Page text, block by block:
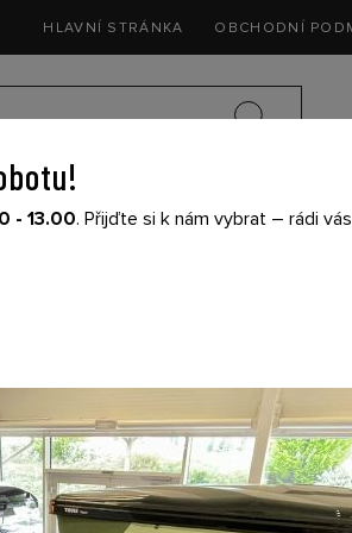
HLAVNÍ STRÁNKA OBCHODNÍ
DĚTSKÉ KOČÁRKY
SEDAČKY DO
THULE
L ČERNÝ LESKLÝ
Produkt již nelze
- 13.00. Přijďte si k nám vybrat – rádi